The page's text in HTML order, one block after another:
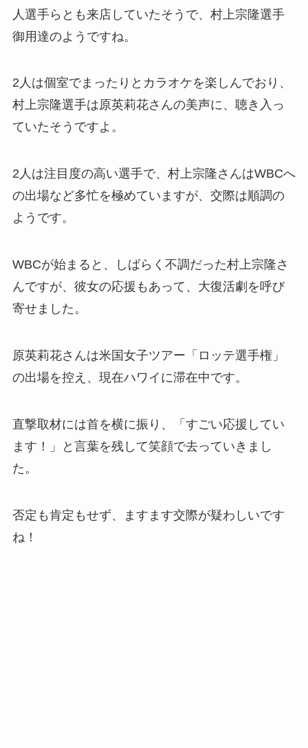
人選手らとも来店していたそうで、村上宗隆選手
御用達のようですね。
2人は個室でまったりとカラオケを楽しんでおり、
村上宗隆選手は原英莉花さんの美声に、聴き入っ
ていたそうですよ。
2人は注目度の高い選手で、村上宗隆さんはWBCへ
の出場など多忙を極めていますが、交際は順調の
ようです。
WBCが始まると、しばらく不調だった村上宗隆さ
んですが、彼女の応援もあって、大復活劇を呼び
寄せました。
原英莉花さんは米国女子ツアー「ロッテ選手権」
の出場を控え、現在ハワイに滞在中です。
直撃取材には首を横に振り、「すごい応援してい
ます！」と言葉を残して笑顔で去っていきまし
た。
否定も肯定もせず、ますます交際が疑わしいです
ね！